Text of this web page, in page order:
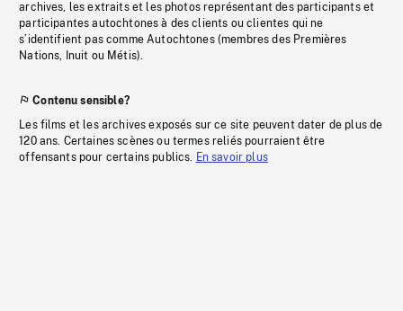
archives, les extraits et les photos représentant des participants et
participantes autochtones à des clients ou clientes qui ne
s’identifient pas comme Autochtones (membres des Premières
Nations, Inuit ou Métis).
Contenu sensible?
Les films et les archives exposés sur ce site peuvent dater de plus de
120 ans. Certaines scènes ou termes reliés pourraient être
offensants pour certains publics. En savoir plus